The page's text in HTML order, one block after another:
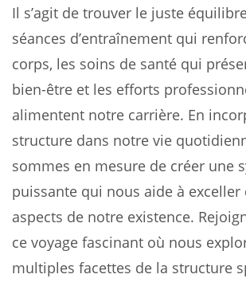
Il s’agit de trouver le juste
séances d’entraînement qui
corps, les soins de santé qui
bien-être et les efforts
alimentent notre carrière. En
structure dans notre vie
sommes en mesure de créer une
puissante qui nous aide à exceller
aspects de notre existence.
ce voyage fascinant où nous
multiples facettes de la structure